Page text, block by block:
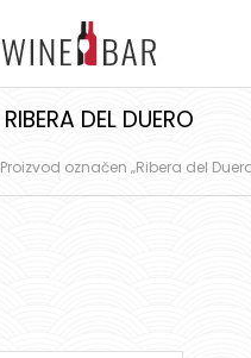
RIBERA DEL DUERO
Proizvod označen „Ribera del